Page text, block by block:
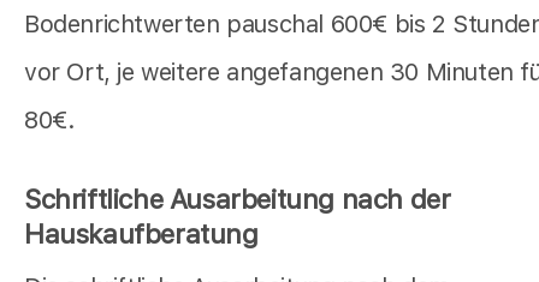
Bodenrichtwerten pauschal 600€ bis 2
vor Ort, je weitere angefangenen 30 Minuten
80€.
Schriftliche Ausarbeitung nach der
Hauskaufberatung